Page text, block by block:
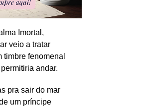
Imortal,
veio a tratar
timbre fenomenal
andar.
pra sair do mar
um príncipe